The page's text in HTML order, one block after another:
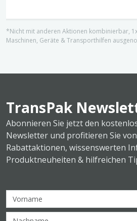
*Nicht mit anderen Aktionen kombinierbar,
Maschinen, Geräte & Transporthilfen
TransPak
Abonnieren Sie jetzt den
Newsletter und profitieren Sie
Rabattaktionen, wissenswerten
Produktneuheiten & hilfreichen